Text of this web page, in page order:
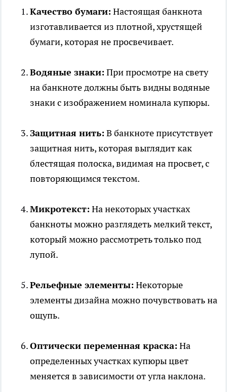
Качество бумаги: Настоящая банкнота
изготавливается из плотной, хрустящей
бумаги, которая не просвечивает.
Водяные знаки: При просмотре на свету
на банкноте должны быть видны водяные
знаки с изображением номинала купюры.
Защитная нить: В банкноте присутствует
защитная нить, которая выглядит как
блестящая полоска, видимая на просвет, с
повторяющимся текстом.
Микротекст: На некоторых участках
банкноты можно разглядеть мелкий текст,
который можно рассмотреть только под
лупой.
Рельефные элементы: Некоторые
элементы дизайна можно почувствовать на
ощупь.
Оптически переменная краска: На
определенных участках купюры цвет
меняется в зависимости от угла наклона.